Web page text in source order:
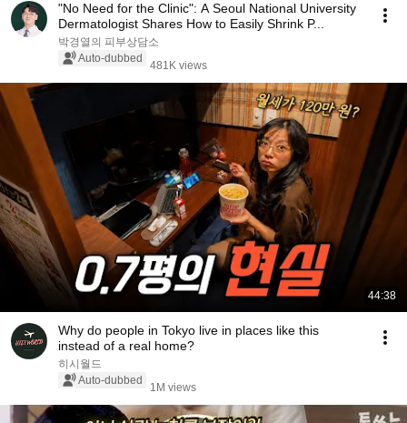
"No Need for the Clinic": A Seoul National University
Dermatologist Shares How to Easily Shrink P...
박경열의 피부상담소
Auto-dubbed
481K views
44:38
Why do people in Tokyo live in places like this
instead of a real home?
히시월드
Auto-dubbed
1M views